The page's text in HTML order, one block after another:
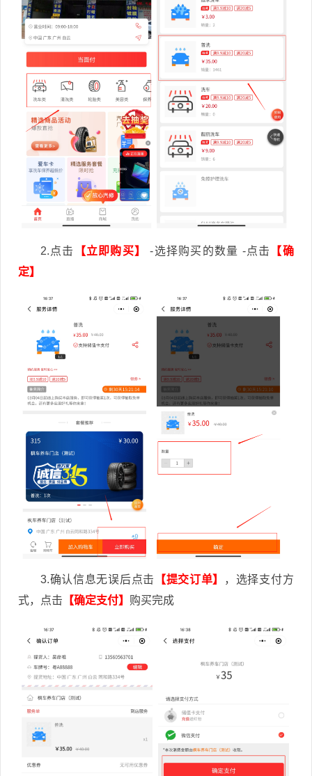
2.点击 【立即购买】 -选择购买的数量 -点击
【确
定】
3.确认信息无误后点击 【提交订单】
，选择支付方
式，点击 【确定支付】 购买完成